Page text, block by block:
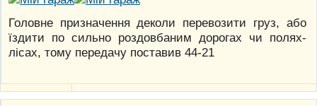
Головне призначення деколи перевозити груз, або
їздити по сильно роздовбаним дорогах чи полях-
лісах, тому передачу поставив 44-21